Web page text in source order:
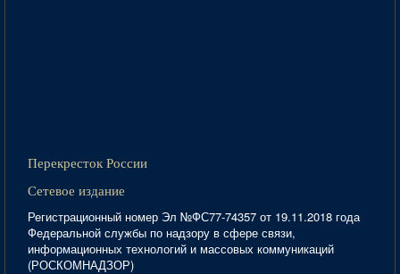
Перекресток России
Сетевое издание
Регистрационный номер Эл №ФС77-74357 от 19.11.2018 года
Федеральной службы по надзору в сфере связи,
информационных технологий и массовых коммуникаций
(РОСКОМНАДЗОР)